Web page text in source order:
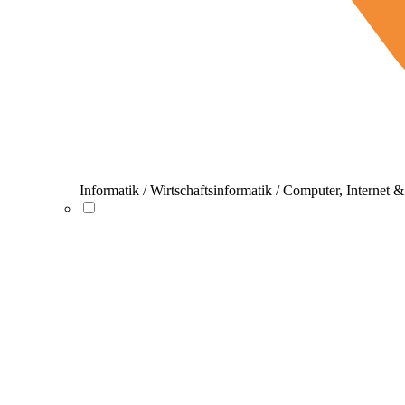
Informatik / Wirtschaftsinformatik / Computer, Internet